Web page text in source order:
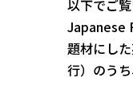
以下でご
Japanese
題材にし
行）のう